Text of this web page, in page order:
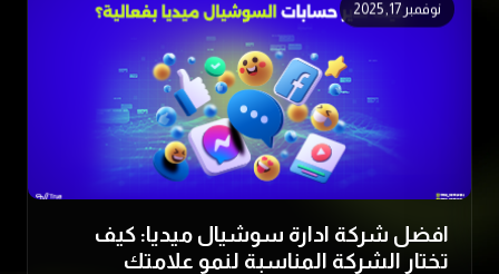
نوفمبر 17, 2025
افضل شركة ادارة سوشيال ميديا: كيف
تختار الشركة المناسبة لنمو علامتك